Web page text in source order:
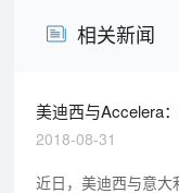
相关新闻
美迪西与Accelera
2018-08-31
近日，美迪西与意